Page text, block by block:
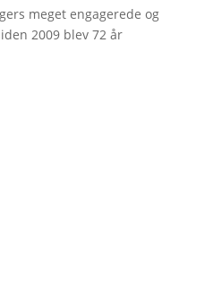
meget engagerede og
2009 blev 72 år